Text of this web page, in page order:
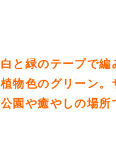
白と緑のテープで編
植物色のグリーン。
公園や癒やしの場所